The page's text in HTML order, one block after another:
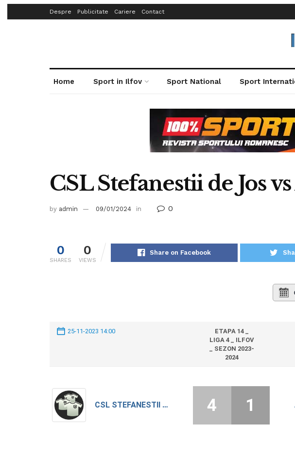
Despre Publicitate Cariere Contact
Home Sport in Ilfov Sport National Sport
CSL Stefanestii de Jos
by admin 09/01/2024 in 0
0
SHARES
0
VIEWS
Share on Facebook
25-11-2023 14:00
ETAPA 14 _
LIGA 4 _ ILFOV
_ SEZON 2023-
2024
CSL STEFANESTII DE JOS 4 1